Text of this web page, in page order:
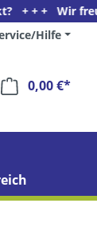
freuen
Hilfe
0,00 €*